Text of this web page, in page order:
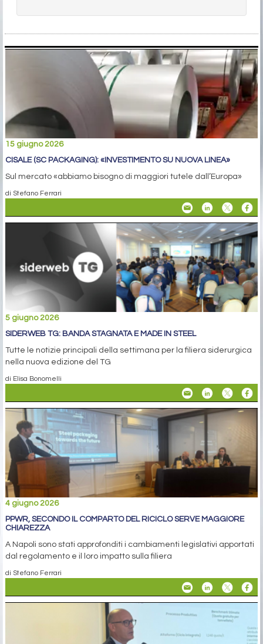
15 giugno 2026
CISALE (SC PACKAGING): «INVESTIMENTO SU NUOVA LINEA»
Sul mercato «abbiamo bisogno di maggiori tutele dall’Europa»
di Stefano Ferrari
5 giugno 2026
SIDERWEB TG: BANDA STAGNATA E MADE IN STEEL
Tutte le notizie principali della settimana per la filiera siderurgica
nella nuova edizione del TG
di Elisa Bonomelli
4 giugno 2026
PPWR, SECONDO IL COMPARTO DEL RICICLO SERVE MAGGIORE
CHIAREZZA
A Napoli sono stati approfonditi i cambiamenti legislativi apportati
dal regolamento e il loro impatto sulla filiera
di Stefano Ferrari